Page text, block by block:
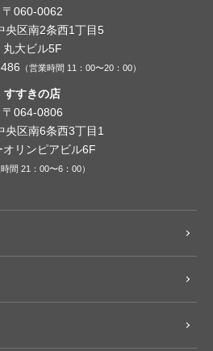
〒060-0062
央区南2条西1丁目5
丸大ビル5F
（営業時間 11：00〜20：00）
すすきの店
〒064-0806
央区南6条西3丁目1
オリンピアビル6F
時間 21：00〜6：00）